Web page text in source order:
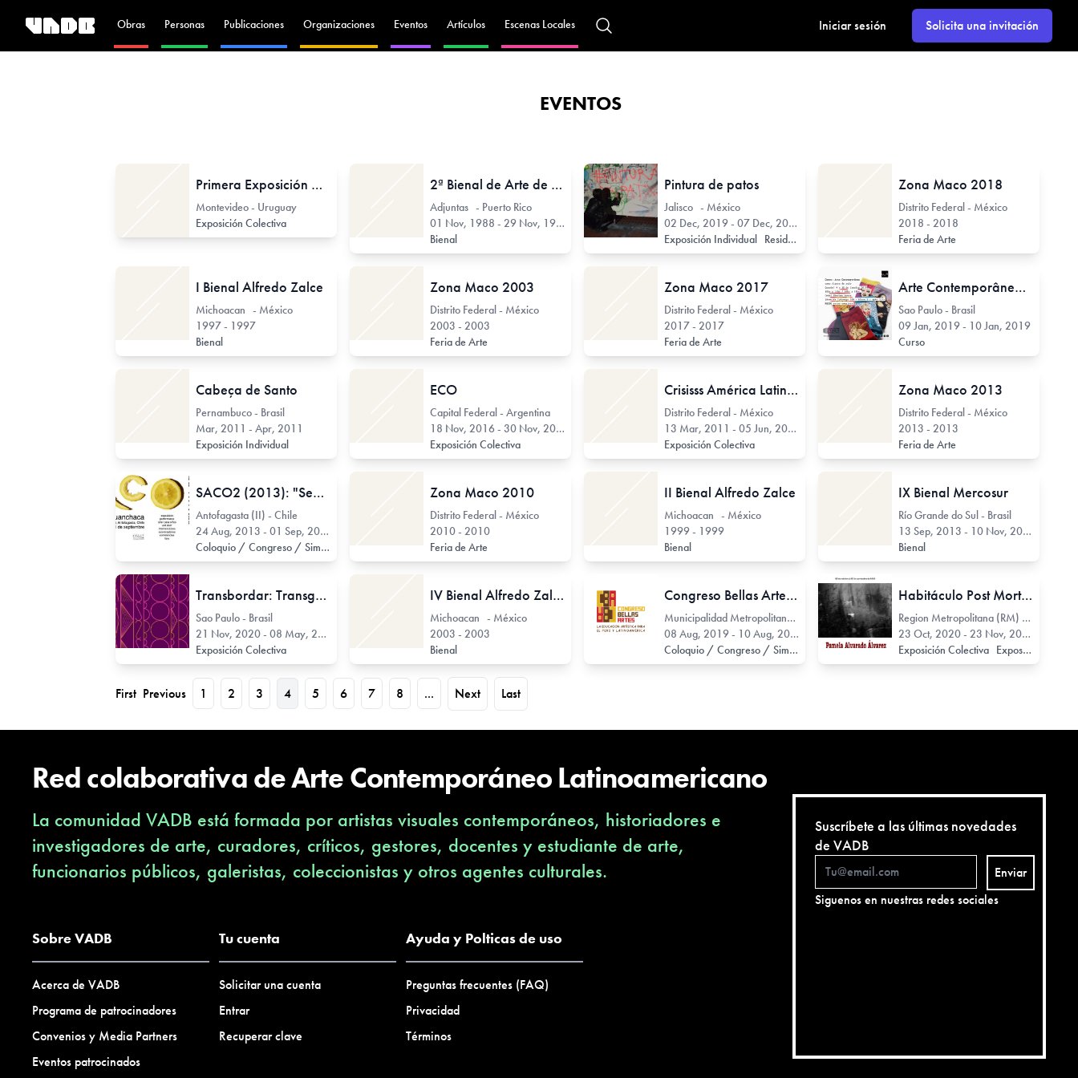
Obras Personas Publicaciones Organizaciones Eventos Artículos Escenas Locales Iniciar sesión Solicita una invitación
EVENTOS
Primera Exposición Madista Internacional
Montevideo - Uruguay
Exposición Colectiva
2ª Bienal de Arte de Ponce
Adjuntas - Puerto Rico
01 Nov, 1988 - 29 Nov, 1988
Bienal
Pintura de patos
Jalisco - México
02 Dec, 2019 - 07 Dec, 2019
Exposición Individual Residencia Charla / Conferencia / Disertación
Zona Maco 2018
Distrito Federal - México
2018 - 2018
Feria de Arte
I Bienal Alfredo Zalce
Michoacan - México
1997 - 1997
Bienal
Zona Maco 2003
Distrito Federal - México
2003 - 2003
Feria de Arte
Zona Maco 2017
Distrito Federal - México
2017 - 2017
Feria de Arte
Arte Contemporânea como figura de ação
Sao Paulo - Brasil
09 Jan, 2019 - 10 Jan, 2019
Curso
Cabeça de Santo
Pernambuco - Brasil
Mar, 2011 - Apr, 2011
Exposición Individual
ECO
Capital Federal - Argentina
18 Nov, 2016 - 30 Nov, 2016
Exposición Colectiva
Crisisss América Latina, Arte y confrontación. 1910-2010
Distrito Federal - México
13 Mar, 2011 - 05 Jun, 2011
Exposición Colectiva
Zona Maco 2013
Distrito Federal - México
2013 - 2013
Feria de Arte
SACO2 (2013): "Segunda Semana de Arte Contemporáneo"
Antofagasta (II) - Chile
24 Aug, 2013 - 01 Sep, 2013
Coloquio / Congreso / Simposio / Jornada
Zona Maco 2010
Distrito Federal - México
2010 - 2010
Feria de Arte
II Bienal Alfredo Zalce
Michoacan - México
1999 - 1999
Bienal
IX Bienal Mercosur
Río Grande do Sul - Brasil
13 Sep, 2013 - 10 Nov, 2013
Bienal
Transbordar: Transgressões do Bordado na Arte
Sao Paulo - Brasil
21 Nov, 2020 - 08 May, 2021
Exposición Colectiva
IV Bienal Alfredo Zalce
Michoacan - México
2003 - 2003
Bienal
Congreso Bellas Artes: La educación artística para el Perú y Latinoamérica
Municipalidad Metropolitana de Lima - Perú
08 Aug, 2019 - 10 Aug, 2019
Coloquio / Congreso / Simposio / Jornada
Habitáculo Post Mortem
Region Metropolitana (RM) - Chile
23 Oct, 2020 - 23 Nov, 2020
Exposición Colectiva Exposición Individual
First Previous 1 2 3 4 5 6 7 8 ... Next Last
Red colaborativa de Arte Contemporáneo Latinoamericano
La comunidad VADB está formada por artistas visuales contemporáneos, historiadores e
investigadores de arte, curadores, críticos, gestores, docentes y estudiante de arte,
funcionarios públicos, galeristas, coleccionistas y otros agentes culturales.
Sobre VADB
Acerca de VADB
Programa de patrocinadores
Convenios y Media Partners
Eventos patrocinados
Tu cuenta
Solicitar una cuenta
Entrar
Recuperar clave
Ayuda y Polticas de uso
Preguntas frecuentes (FAQ)
Privacidad
Términos
Suscríbete a las últimas novedades
de VADB
Enviar
Siguenos en nuestras redes sociales